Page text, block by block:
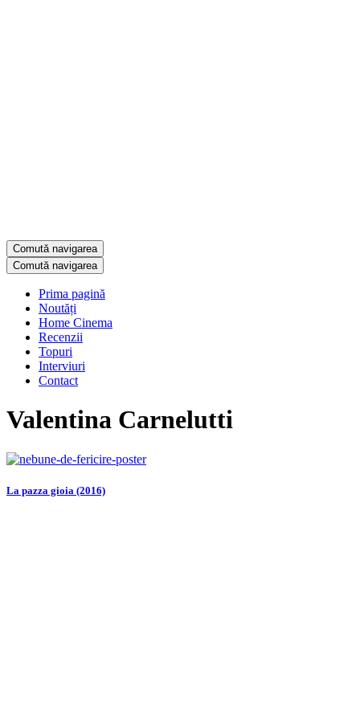
Comută navigarea
Comută navigarea
Prima pagină
Noutăți
Home Cinema
Recenzii
Topuri
Interviuri
Contact
Valentina Carnelutti
La pazza gioia (2016)